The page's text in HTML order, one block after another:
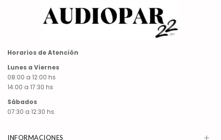
Horarios de Atención
Lunes a Viernes
08:00 a 12:00 hs
14:00 a 17:30 hs
Sábados
07:30 a 12:30 hs.
INFORMACIONES +